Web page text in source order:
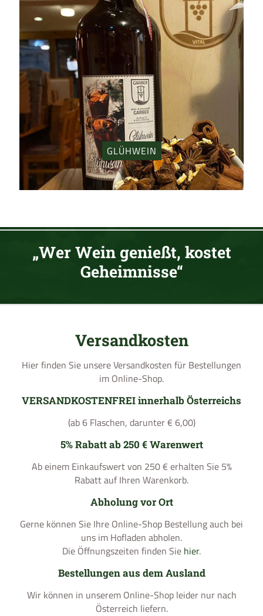
GLÜHWEIN
„Wer Wein genießt, kostet
Geheimnisse“
Versandkosten
Hier finden Sie unsere Versandkosten für Bestellungen
im Online-Shop.
VERSANDKOSTENFREI innerhalb Österreichs
(ab 6 Flaschen, darunter € 6,00)
5% Rabatt ab 250 € Warenwert
Ab einem Einkaufswert von 250 € erhalten Sie 5%
Rabatt auf Ihren Warenkorb.
Abholung vor Ort
Gerne können Sie Ihre Online-Shop Bestellung auch bei
uns im Hofladen abholen.
Die Öffnungszeiten finden Sie hier.
Bestellungen aus dem Ausland
Wir können in unserem Online-Shop leider nur nach
Österreich liefern.